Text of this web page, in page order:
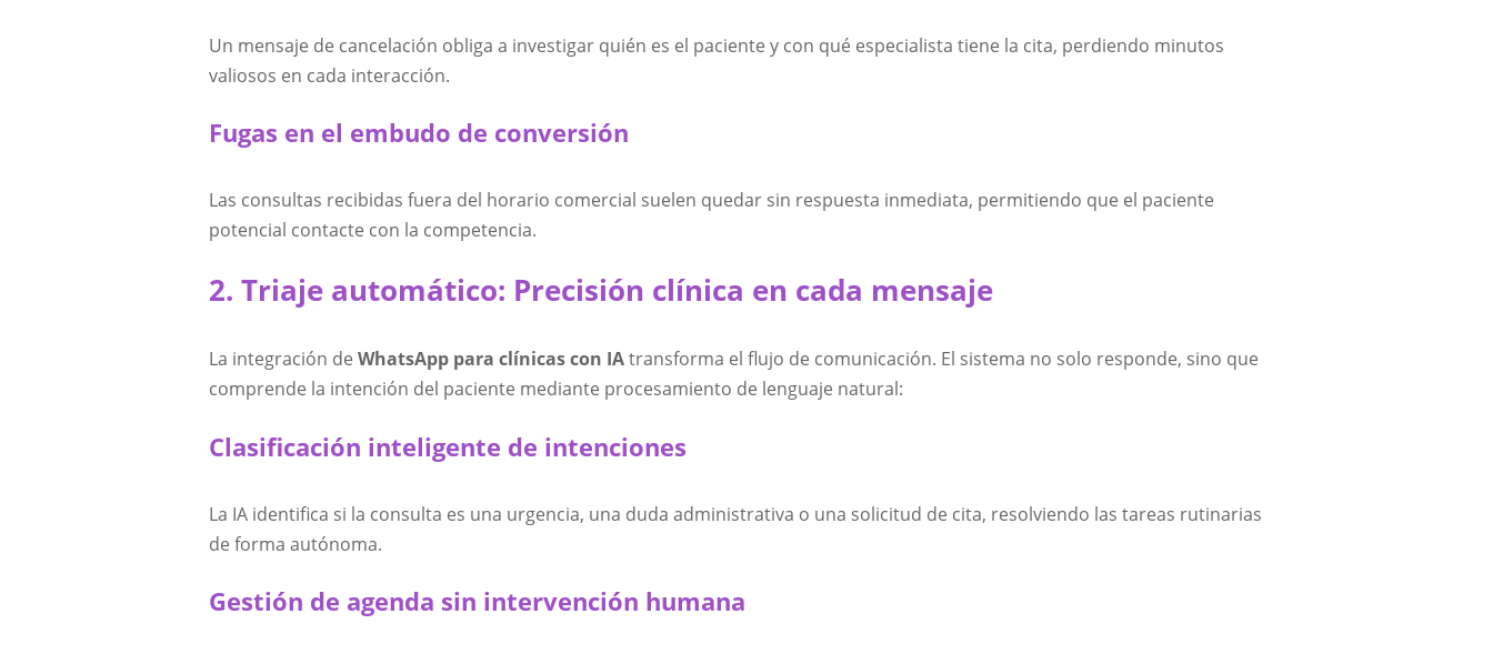
Un mensaje de cancelación obliga a investigar quién es el paciente y con qué especialista tiene la cita, perdiendo minutos
valiosos en cada interacción.
Fugas en el embudo de conversión
Las consultas recibidas fuera del horario comercial suelen quedar sin respuesta inmediata, permitiendo que el paciente
potencial contacte con la competencia.
2. Triaje automático: Precisión clínica en cada mensaje
La integración deWhatsApp para clínicas con IAtransforma el flujo de comunicación. El sistema no solo responde, sino que
comprende la intención del paciente mediante procesamiento de lenguaje natural:
Clasificación inteligente de intenciones
La IA identifica si la consulta es una urgencia, una duda administrativa o una solicitud de cita, resolviendo las tareas rutinarias
de forma autónoma.
Gestión de agenda sin intervención humana